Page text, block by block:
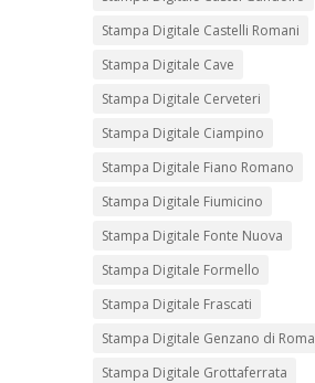
Stampa Digitale Castelli Romani
Stampa Digitale Cave
Stampa Digitale Cerveteri
Stampa Digitale Ciampino
Stampa Digitale Fiano Romano
Stampa Digitale Fiumicino
Stampa Digitale Fonte Nuova
Stampa Digitale Formello
Stampa Digitale Frascati
Stampa Digitale Genzano di Roma
Stampa Digitale Grottaferrata